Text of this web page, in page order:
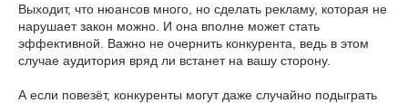
Выходит, что нюансов много, но сделать рекламу, которая не
нарушает закон можно. И она вполне может стать
эффективной. Важно не очернить конкурента, ведь в этом
случае аудитория вряд ли встанет на вашу сторону.
А если повезёт, конкуренты могут даже случайно подыграть